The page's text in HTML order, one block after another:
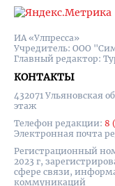
ИА «Улпресса»
Учредитель: ООО
Главный редактор:
КОНТАКТЫ
432071 Ульяновская
этаж
Телефон редакции: 8
Электронная почта
Регистрационный
2023 г,
сфере связи,
коммуникаций